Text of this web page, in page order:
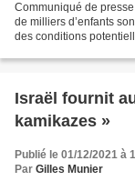
Communiqué de
de milliers d’enfants
des conditions
Israël fournit
kamikazes »
Publié le 01/12/2021 à
Par Gilles Munier